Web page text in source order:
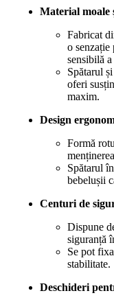
Material moale
Fabricat
o senzație
sensibilă
Spătarul
oferi
maxim.
Design
Formă
Spătarul
bebelușii
Centuri de
Dispune
siguranță
Se pot
stabilitate.
Deschideri